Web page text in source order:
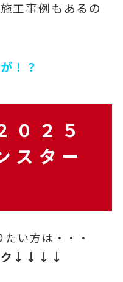
工事例もあるの
！？
０２５
スター
い方は・・・
ク↓↓↓↓